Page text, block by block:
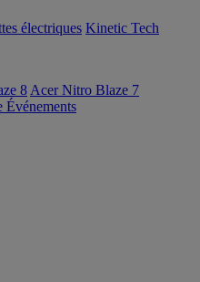
électriques Kinetic Tech
8 Acer Nitro Blaze 7
Événements